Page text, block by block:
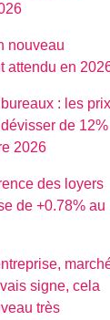
nouveau
attendu en
: les prix
de 12%
2026
des loyers
de +0.78% au
signe, cela
très